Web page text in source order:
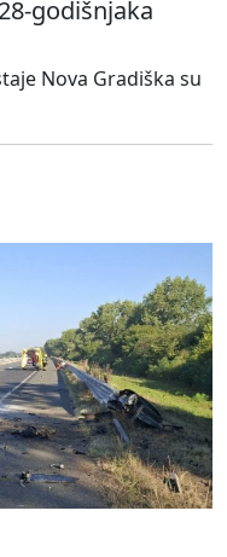
godišnjaka
Nova Gradiška su